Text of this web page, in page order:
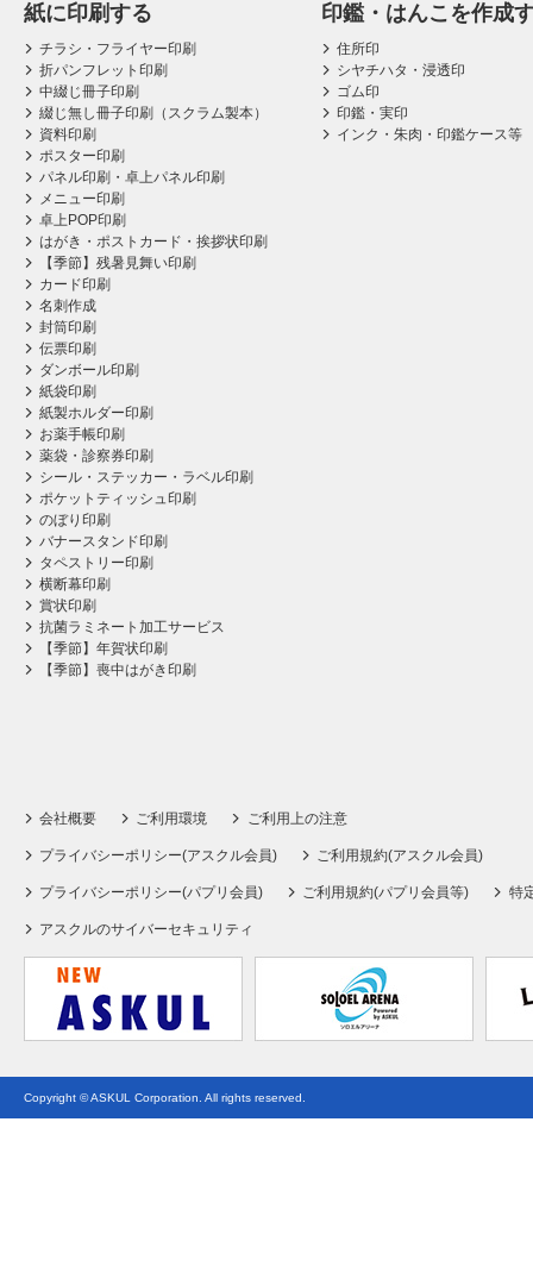
紙に印刷する
チラシ・フライヤー印刷
折パンフレット印刷
中綴じ冊子印刷
綴じ無し冊子印刷（スクラム製本）
資料印刷
ポスター印刷
パネル印刷・卓上パネル印刷
メニュー印刷
卓上POP印刷
はがき・ポストカード・挨拶状印刷
【季節】残暑見舞い印刷
カード印刷
名刺作成
封筒印刷
伝票印刷
ダンボール印刷
紙袋印刷
紙製ホルダー印刷
お薬手帳印刷
薬袋・診察券印刷
シール・ステッカー・ラベル印刷
ポケットティッシュ印刷
のぼり印刷
バナースタンド印刷
タペストリー印刷
横断幕印刷
賞状印刷
抗菌ラミネート加工サービス
【季節】年賀状印刷
【季節】喪中はがき印刷
印鑑・はんこを作成
住所印
シヤチハタ・浸透印
ゴム印
印鑑・実印
インク・朱肉・印鑑ケース等
会社概要 ご利用環境 ご利用上の注意
プライバシーポリシー(アスクル会員) ご利用規約(アスクル会員)
プライバシーポリシー(パプリ会員) ご利用規約(パプリ会員等) 特
アスクルのサイバーセキュリティ
Copyright © ASKUL Corporation. All rights reserved.